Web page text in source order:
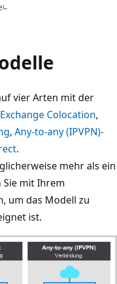
vier Arten mit der
Colocation,
, Any-to-any (IPVPN)-
.
mehr als ein
mit Ihrem
um das Modell zu
ist.